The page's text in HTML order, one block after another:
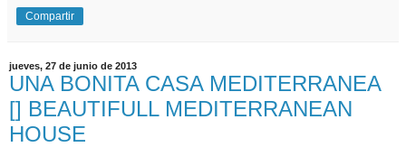
Compartir
jueves, 27 de junio de 2013
UNA BONITA CASA MEDITERRANEA
[] BEAUTIFULL MEDITERRANEAN
HOUSE